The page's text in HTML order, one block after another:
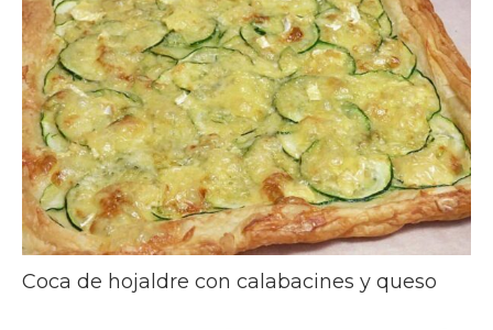
Coca de hojaldre con calabacines y queso